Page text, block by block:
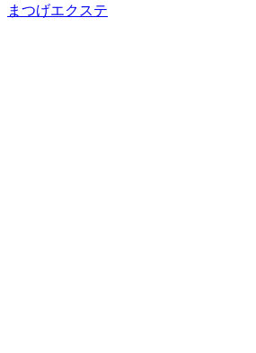
まつげエクステ